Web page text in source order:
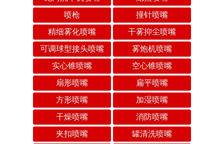
喷枪
撞针喷嘴
精细雾化喷嘴
干雾抑尘喷嘴
可调球型接头喷嘴
雾炮机喷嘴
实心锥喷嘴
空心锥喷嘴
扇形喷嘴
扁平喷嘴
方形喷嘴
加湿喷嘴
干燥喷嘴
消防喷嘴
夹扣喷嘴
罐清洗喷嘴